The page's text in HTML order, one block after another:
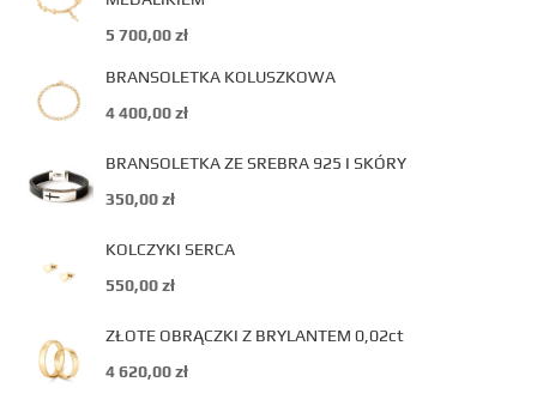
5 700,00zł
BRANSOLETKA KOLUSZKOWA
4 400,00zł
BRANSOLETKA ZE SREBRA 925 I SKÓRY
350,00zł
KOLCZYKI SERCA
550,00zł
ZŁOTE OBRĄCZKI Z BRYLANTEM 0,02ct
4 620,00zł